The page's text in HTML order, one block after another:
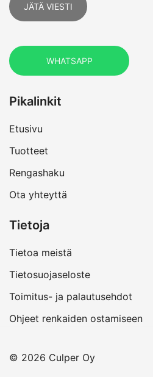
JÄTÄ VIESTI
WHATSAPP
Pikalinkit
Etusivu
Tuotteet
Rengashaku
Ota yhteyttä
Tietoja
Tietoa meistä
Tietosuojaseloste
Toimitus- ja palautusehdot
Ohjeet renkaiden ostamiseen
© 2026 Culper Oy